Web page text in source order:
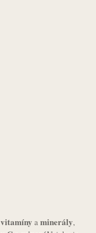
vitamíny aminerály,